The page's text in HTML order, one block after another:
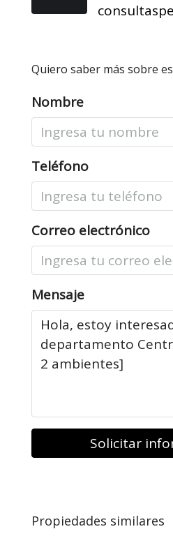
Quiero saber más sobre
Nombre
Teléfono
Correo electrónico
Mensaje
Solicitar
Propiedades similares